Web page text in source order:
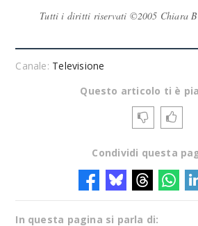
Tutti i diritti riservati ©2005 Chiara
Canale: Televisione
Questo articolo ti è
Condividi questa
In questa pagina si parla di: